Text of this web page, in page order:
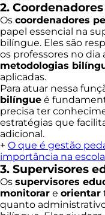
2.
Os coordenadores
papel essencial na
bilíngue. Eles são
os professores no dia
metodologias
aplicadas.
Para atuar nessa
bilíngue é
precisa ter
estratégias que
adicional.
+ O que é gestão
importância na escola
3. Supervisores
Os supervisores
monitorar e orientar
quanto